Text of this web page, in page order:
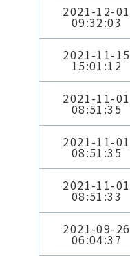
2021-12-01
09:32:03
2021-11-15
15:01:12
2021-11-01
08:51:35
2021-11-01
08:51:35
2021-11-01
08:51:33
2021-09-26
06:04:37